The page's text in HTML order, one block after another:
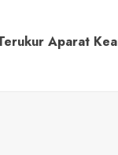
Aparat